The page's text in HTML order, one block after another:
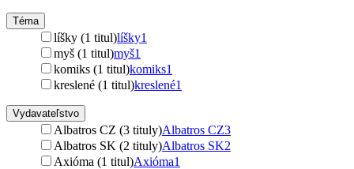
Téma
líšky (1 titul)líšky1
myš (1 titul)myš1
komiks (1 titul)komiks1
kreslené (1 titul)kreslené1
Vydavateľstvo
Albatros CZ (3 tituly)Albatros CZ3
Albatros SK (2 tituly)Albatros SK2
Axióma (1 titul)Axióma1